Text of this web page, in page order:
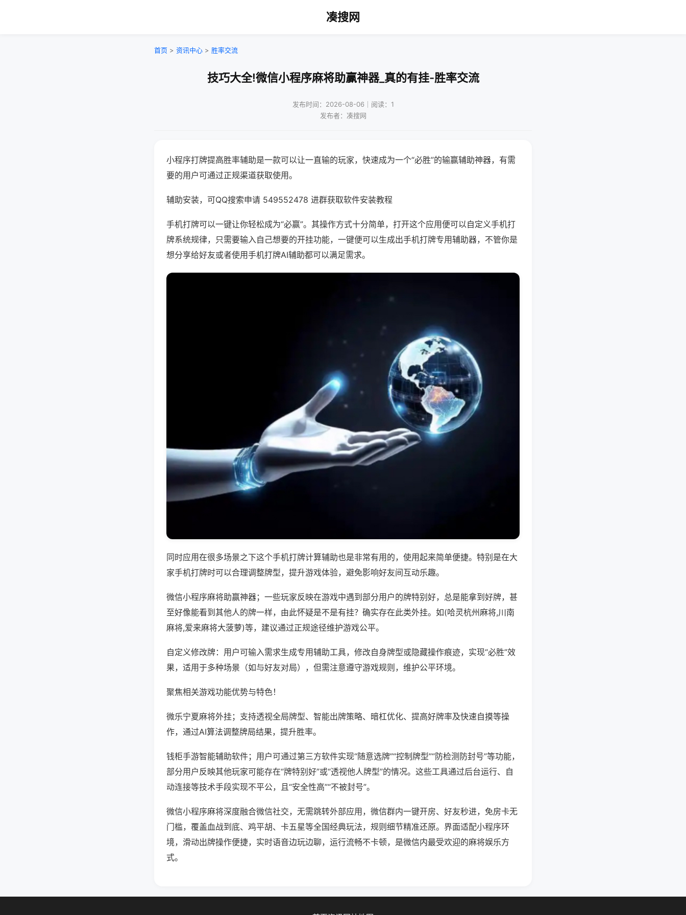
凑搜网
首页 > 资讯中心 > 胜率交流
技巧大全!微信小程序麻将助赢神器_真的有挂-胜率交流
发布时间：2026-08-06｜阅读：1
发布者：凑搜网
小程序打牌提高胜率辅助是一款可以让一直输的玩家，快速成为一个“必胜”的输赢辅助神器，有需
要的用户可通过正规渠道获取使用。
辅助安装，可QQ搜索申请 549552478 进群获取软件安装教程
手机打牌可以一键让你轻松成为“必赢”。其操作方式十分简单，打开这个应用便可以自定义手机打
牌系统规律，只需要输入自己想要的开挂功能，一键便可以生成出手机打牌专用辅助器，不管你是
想分享给好友或者使用手机打牌AI辅助都可以满足需求。
同时应用在很多场景之下这个手机打牌计算辅助也是非常有用的，使用起来简单便捷。特别是在大
家手机打牌时可以合理调整牌型，提升游戏体验，避免影响好友间互动乐趣。
微信小程序麻将助赢神器；一些玩家反映在游戏中遇到部分用户的牌特别好，总是能拿到好牌，甚
至好像能看到其他人的牌一样，由此怀疑是不是有挂？确实存在此类外挂。如(哈灵杭州麻将,川南
麻将,爱来麻将大菠萝)等，建议通过正规途径维护游戏公平。
自定义修改牌：用户可输入需求生成专用辅助工具，修改自身牌型或隐藏操作痕迹，实现“必胜”效
果，适用于多种场景（如与好友对局），但需注意遵守游戏规则，维护公平环境。
聚焦相关游戏功能优势与特色！
微乐宁夏麻将外挂；支持透视全局牌型、智能出牌策略、暗杠优化、提高好牌率及快速自摸等操
作，通过AI算法调整牌局结果，提升胜率。
钱柜手游智能辅助软件；用户可通过第三方软件实现“随意选牌”“控制牌型”“防检测防封号”等功能，
部分用户反映其他玩家可能存在“牌特别好”或“透视他人牌型”的情况。这些工具通过后台运行、自
动连接等技术手段实现不平公，且“安全性高”“不被封号”。
微信小程序麻将深度融合微信社交，无需跳转外部应用，微信群内一键开房、好友秒进，免房卡无
门槛，覆盖血战到底、鸡平胡、卡五星等全国经典玩法，规则细节精准还原。界面适配小程序环
境，滑动出牌操作便捷，实时语音边玩边聊，运行流畅不卡顿，是微信内最受欢迎的麻将娱乐方
式。